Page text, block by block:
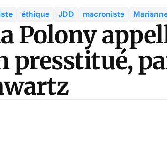
éthique JDD macroniste
Polony
presstitué,